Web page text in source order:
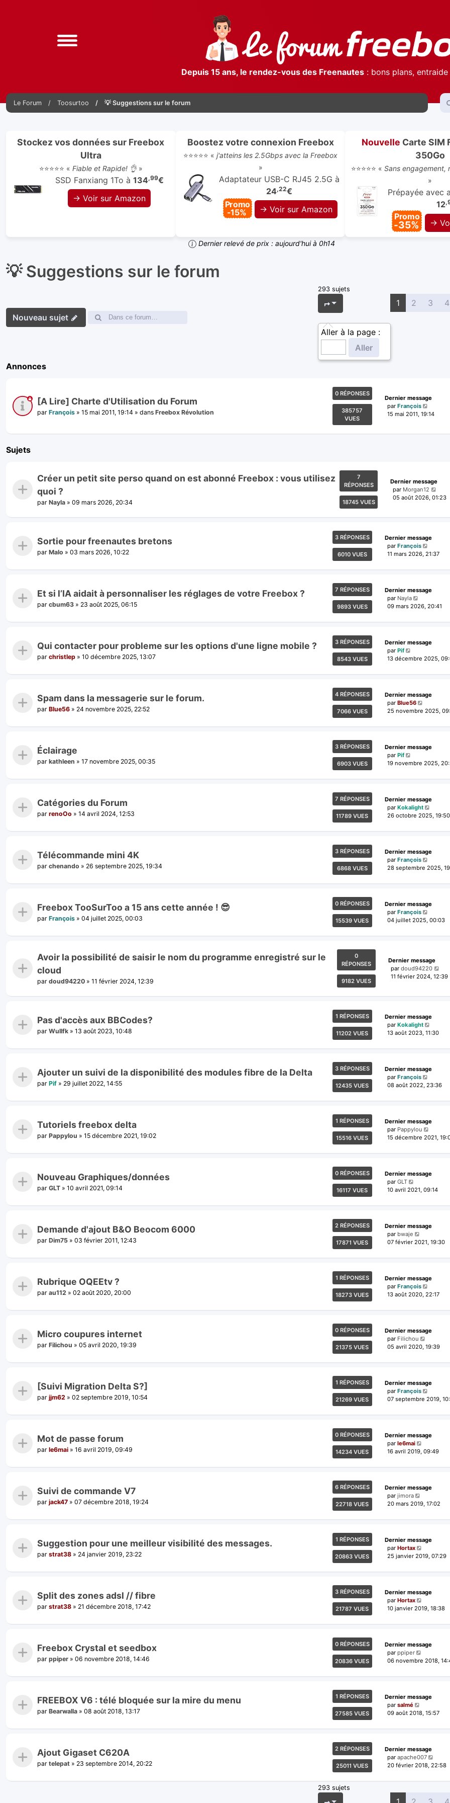
Depuis 15 ans, le rendez-vous des Freenautes: bons plans, entraide
Le Forum Toosurtoo 💡 Suggestions sur le forum
Stockez vos données sur Freebox
Ultra
⭐⭐⭐⭐⭐ « Fiable et Rapide! 👌»
SSD Fanxiang 1To à 134,99€
→ Voir sur Amazon
Boostez votre connexion Freebox
⭐⭐⭐⭐⭐ « j'atteins les 2.5Gbps avec la Freebox
»
Adaptateur USB-C RJ45 2.5G à
24,22€
Promo
-15%
→ Voir sur Amazon
Nouvelle Carte SIM
350Go
⭐⭐⭐⭐⭐ « Sans engagement,
»
Prépayée avec
12
Promo
-35% →
Dernier relevé de prix : aujourd'hui à 0h14
💡 Suggestions sur le forum
Nouveau sujet
293 sujets
Page
Aller à la page :
1 2 3 4
Annonces
[A Lire] Charte d'Utilisation du Forum
par François » 15 mai 2011, 19:14 » dans Freebox Révolution
0 RÉPONSES
385757
VUES
Dernier message
par François
15 mai 2011, 19:14
Sujets
Créer un petit site perso quand on est abonné Freebox : vous utilisez
quoi ?
par Nayla » 09 mars 2026, 20:34
7
RÉPONSES
18745 VUES
Dernier message
par Morgan12
05 août 2026, 01:23
Sortie pour freenautes bretons
par Malo » 03 mars 2026, 10:22
3 RÉPONSES
6010 VUES
Dernier message
par François
11 mars 2026, 21:37
Et si l’IA aidait à personnaliser les réglages de votre Freebox ?
par cbum63 » 23 août 2025, 06:15
7 RÉPONSES
9893 VUES
Dernier message
par Nayla
09 mars 2026, 20:41
Qui contacter pour probleme sur les options d'une ligne mobile ?
par christlep » 10 décembre 2025, 13:07
3 RÉPONSES
8543 VUES
Dernier message
par Pif
13 décembre 2025,
Spam dans la messagerie sur le forum.
par Blue56 » 24 novembre 2025, 22:52
4 RÉPONSES
7066 VUES
Dernier message
par Blue56
25 novembre 2025,
Éclairage
par kathleen » 17 novembre 2025, 00:35
3 RÉPONSES
6903 VUES
Dernier message
par Pif
19 novembre 2025,
Catégories du Forum
par renoOo » 14 avril 2024, 12:53
7 RÉPONSES
11789 VUES
Dernier message
par Kokalight
26 octobre 2025, 19:50
Télécommande mini 4K
par chenando » 26 septembre 2025, 19:34
3 RÉPONSES
6868 VUES
Dernier message
par François
28 septembre 2025,
Freebox TooSurToo a 15 ans cette année ! 😎
par François » 04 juillet 2025, 00:03
0 RÉPONSES
15539 VUES
Dernier message
par François
04 juillet 2025, 00:03
Avoir la possibilité de saisir le nom du programme enregistré sur le
cloud
par doud94220 » 11 février 2024, 12:39
0
RÉPONSES
9182 VUES
Dernier message
pardoud94220
11 février 2024, 12:39
Pas d'accès aux BBCodes?
par Wullfk » 13 août 2023, 10:48
1 RÉPONSES
11202 VUES
Dernier message
par Kokalight
13 août 2023, 11:30
Ajouter un suivi de la disponibilité des modules fibre de la Delta
par Pif » 29 juillet 2022, 14:55
3 RÉPONSES
12435 VUES
Dernier message
par François
08 août 2022, 23:36
Tutoriels freebox delta
par Pappylou » 15 décembre 2021, 19:02
1 RÉPONSES
15516 VUES
Dernier message
par Pappylou
15 décembre 2021,
Nouveau Graphiques/données
par GLT » 10 avril 2021, 09:14
0 RÉPONSES
16117 VUES
Dernier message
par GLT
10 avril 2021, 09:14
Demande d'ajout B&O Beocom 6000
par Dim75 » 03 février 2011, 12:43
2 RÉPONSES
17871 VUES
Dernier message
par bwaje
07 février 2021, 19:30
Rubrique OQEEtv ?
par au112 » 02 août 2020, 20:00
1 RÉPONSES
18273 VUES
Dernier message
par François
13 août 2020, 22:17
Micro coupures internet
par Filichou » 05 avril 2020, 19:39
0 RÉPONSES
21375 VUES
Dernier message
par Filichou
05 avril 2020, 19:39
[Suivi Migration Delta S?]
par jjm62 » 02 septembre 2019, 10:54
1 RÉPONSES
21269 VUES
Dernier message
par François
07 septembre 2019,
Mot de passe forum
par le6mai » 16 avril 2019, 09:49
0 RÉPONSES
14234 VUES
Dernier message
par le6mai
16 avril 2019, 09:49
Suivi de commande V7
par jack47 » 07 décembre 2018, 19:24
6 RÉPONSES
22718 VUES
Dernier message
par jimora
20 mars 2019, 17:02
Suggestion pour une meilleur visibilité des messages.
par strat38 » 24 janvier 2019, 23:22
1 RÉPONSES
20863 VUES
Dernier message
par Hortax
25 janvier 2019, 07:29
Split des zones adsl // fibre
par strat38 » 21 décembre 2018, 17:42
3 RÉPONSES
21787 VUES
Dernier message
par Hortax
10 janvier 2019, 18:38
Freebox Crystal et seedbox
par ppiper » 06 novembre 2018, 14:46
0 RÉPONSES
20836 VUES
Dernier message
par ppiper
06 novembre 2018,
FREEBOX V6 : télé bloquée sur la mire du menu
par Bearwalla » 08 août 2018, 13:17
1 RÉPONSES
27585 VUES
Dernier message
par salmé
09 août 2018, 15:57
Ajout Gigaset C620A
par telepat » 23 septembre 2014, 20:22
2 RÉPONSES
25011 VUES
Dernier message
par apache007
20 février 2018, 22:58
293 sujets